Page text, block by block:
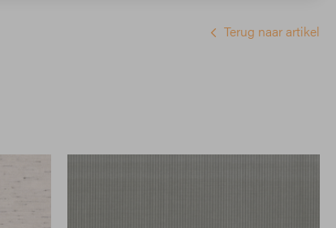
Terug naar artikel